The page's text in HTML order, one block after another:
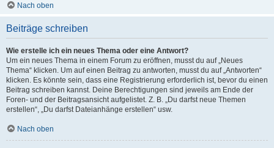
Nach oben
Beiträge schreiben
Wie erstelle ich ein neues Thema oder eine Antwort?
Um ein neues Thema in einem Forum zu eröffnen, musst du auf „Neues
Thema“ klicken. Um auf einen Beitrag zu antworten, musst du auf „Antworten“
klicken. Es könnte sein, dass eine Registrierung erforderlich ist, bevor du einen
Beitrag schreiben kannst. Deine Berechtigungen sind jeweils am Ende der
Foren- und der Beitragsansicht aufgelistet. Z. B. „Du darfst neue Themen
erstellen“, „Du darfst Dateianhänge erstellen“ usw.
Nach oben